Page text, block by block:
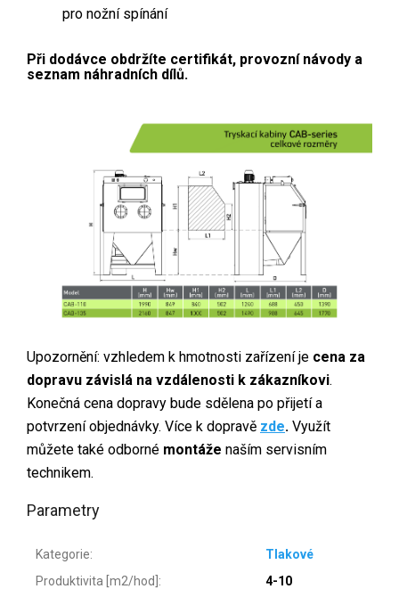
pro nožní spínání
Při dodávce obdržíte certifikát, provozní návody a
seznam náhradních dílů.
Upozornění: vzhledem k hmotnosti zařízení je cena za
dopravu závislá na vzdálenosti k zákazníkovi.
Konečná cena dopravy bude sdělena po přijetí a
potvrzení objednávky. Více k dopravě zde. Využít
můžete také odborné montáže naším servisním
technikem.
Parametry
Kategorie:
Tlakové
Produktivita [m2/hod]:
4-10